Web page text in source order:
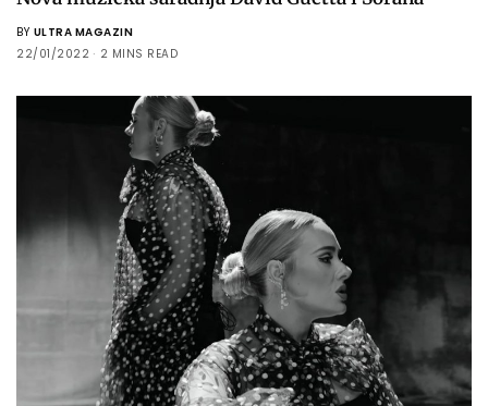
BY ULTRA MAGAZIN
22/01/2022
2 MINS READ